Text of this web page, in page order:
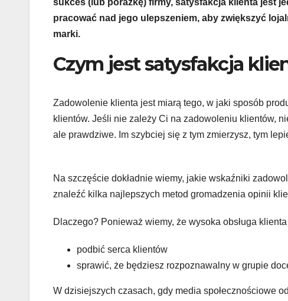
sukces (lub porażkę) firmy, satysfakcja klienta jest
pracować nad jego ulepszeniem, aby zwiększyć
marki.
Czym jest satysfakcja
Zadowolenie klienta jest miarą tego, w jaki sposób
klientów. Jeśli nie zależy Ci na zadowoleniu klientów,
ale prawdziwe. Im szybciej się z tym zmierzysz, tym
Na szczęście dokładnie wiemy, jakie wskaźniki
znaleźć kilka najlepszych metod gromadzenia opinii
Dlaczego? Ponieważ wiemy, że wysoka obsługa
podbić serca klientów
sprawić, że będziesz rozpoznawalny w grupie
W dzisiejszych czasach, gdy media społecznościowe